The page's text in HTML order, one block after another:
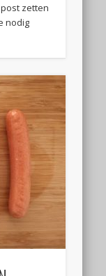
zetten
nodig